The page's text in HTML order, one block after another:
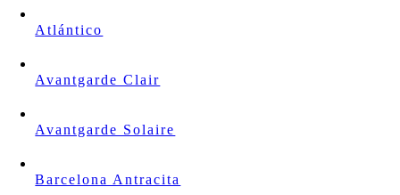
Atlántico
Avantgarde Clair
Avantgarde Solaire
Barcelona Antracita